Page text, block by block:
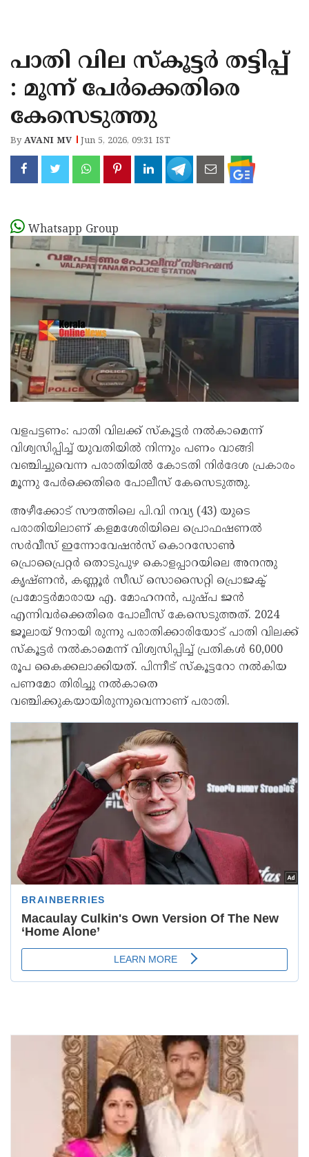
KANNUR
KASARAGOD
പാതി വില സ്കൂട്ടർ തട്ടിപ്പ്
: മൂന്ന് പേർക്കെതിരെ
കേസെടുത്തു
ByAVANI MV Jun 5, 2026, 09:31 IST
Whatsapp Group
വളപട്ടണം: പാതി വിലക്ക് സ്‌കൂട്ടർ നൽകാമെന്ന്
വിശ്വസിപ്പിച്ച് യുവതിയിൽ നിന്നും പണം വാങ്ങി
വഞ്ചിച്ചുവെന്ന പരാതിയിൽ കോടതി നിർദേശ പ്രകാരം
മൂന്നു പേർക്കെതിരെ പോലീസ് കേസെടുത്തു.
അഴീക്കോട് സൗത്തിലെ പി.വി നവ്യ (43) യുടെ
പരാതിയിലാണ് കളമശേരിയിലെ പ്രൊഫഷണൽ
സർവീസ് ഇന്നോവേഷൻസ് കൊറസോൺ
പ്രൊപ്രൈറ്റർ തൊടുപുഴ കൊളപ്പാറയിലെ അനന്തു
കൃഷ്ണൻ, കണ്ണൂർ സീഡ് സൊസൈറ്റി പ്രൊജക്ട്
പ്രമോട്ടർമാരായ എ. മോഹനൻ, പുഷ്പ ജൻ
എന്നിവർക്കെതിരെ പോലീസ് കേസെടുത്തത്. 2024
ജൂലായ് 9നായി രുന്നു പരാതിക്കാരിയോട് പാതി വിലക്ക്
സ്‌കൂട്ടർ നൽകാമെന്ന് വിശ്വസിപ്പിച്ച് പ്രതികൾ 60,000
രൂപ കൈക്കലാക്കിയത്. പിന്നീട് സ്‌കൂട്ടറോ നൽകിയ
പണമോ തിരിച്ചു നൽകാതെ
വഞ്ചിക്കുകയായിരുന്നുവെന്നാണ് പരാതി.